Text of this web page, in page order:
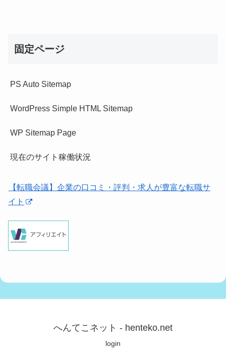
固定ページ
PS Auto Sitemap
WordPress Simple HTML Sitemap
WP Sitemap Page
現在のサイト稼働状況
【転職会議】企業の口コミ・評判・求人が豊富な転職サ
イト
へんてこネット - henteko.net
login